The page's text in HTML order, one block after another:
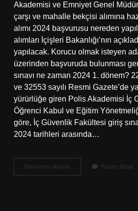
Akademisi ve Emniyet Genel
çarşı ve mahalle bekçisi alımına
alımı 2024 başvurusu nereden
alımları İçişleri Bakanlığı’nın
yapılacak. Korucu olmak isteyen
üzerinden başvuruda bulunması
sınavı ne zaman 2024 1. dönem?
ve 32553 sayılı Resmi Gazete’de
yürürlüğe giren Polis Akademisi İç
Öğrenci Kabul ve Eğitim
göre, İç Güvenlik Fakültesi giriş
2024 tarihleri ​​arasında…
Devamını okuyun
Dönem
Yorum Bırak